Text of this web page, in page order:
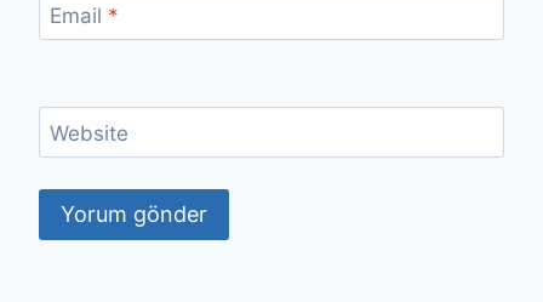
Email *
Website